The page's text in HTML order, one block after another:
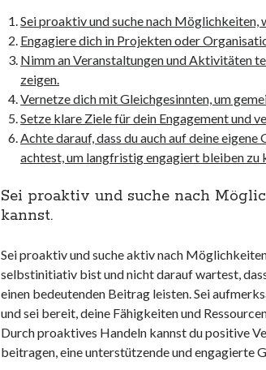
Sei proaktiv und suche nach Möglichkeiten,
Engagiere dich in Projekten oder
Nimm an Veranstaltungen und Aktivitäten
zeigen.
Vernetze dich mit Gleichgesinnten, um
Setze klare Ziele für dein Engagement und
Achte darauf, dass du auch auf deine
achtest, um langfristig engagiert bleiben zu
Sei proaktiv und suche nach
kannst.
Sei proaktiv und suche aktiv nach
selbstinitiativ bist und nicht darauf wartest,
einen bedeutenden Beitrag leisten. Sei
und sei bereit, deine Fähigkeiten und
Durch proaktives Handeln kannst du positive
beitragen, eine unterstützende und engagierte